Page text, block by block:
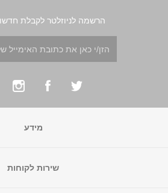
הרשמה לניוזלטר לקבלת
מידע
שירות לקוחות